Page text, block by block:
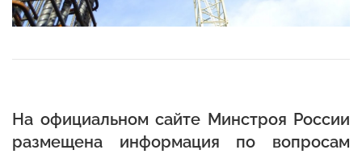
На официальном сайте Минстроя России
размещена информация по вопросам